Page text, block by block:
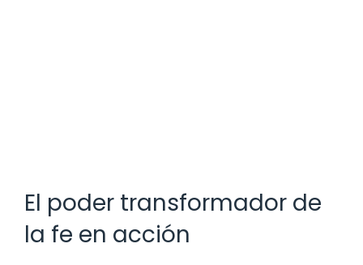
El poder transformador de
la fe en acción